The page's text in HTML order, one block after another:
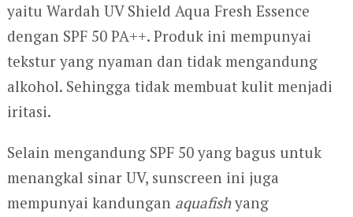
yaitu Wardah UV Shield Aqua Fresh Essence
dengan SPF 50 PA++. Produk ini mempunyai
tekstur yang nyaman dan tidak mengandung
alkohol. Sehingga tidak membuat kulit menjadi
iritasi.
Selain mengandung SPF 50 yang bagus untuk
menangkal sinar UV, sunscreen ini juga
mempunyai kandungan aquafishyang